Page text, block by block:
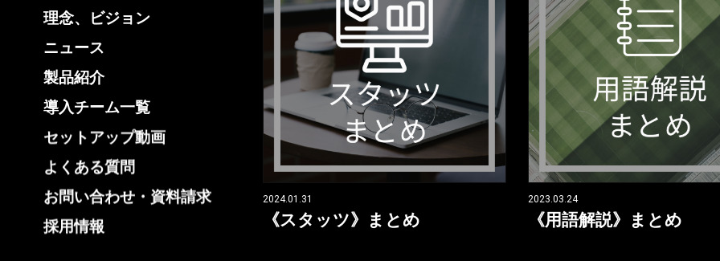
理念、ビジョン
ニュース
製品紹介
導入チーム一覧
セットアップ動画
よくある質問
お問い合わせ・資料請求
採用情報
2024.01.31
《スタッツ》まとめ
2023.03.24
《用語解説》まとめ